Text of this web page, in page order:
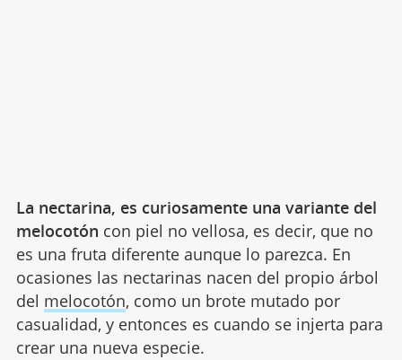
La nectarina, es curiosamente una variante del
melocotón con piel no vellosa, es decir, que no
es una fruta diferente aunque lo parezca. En
ocasiones las nectarinas nacen del propio árbol
del melocotón, como un brote mutado por
casualidad, y entonces es cuando se injerta para
crear una nueva especie.